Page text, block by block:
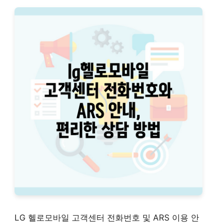
LG 헬로모바일 고객센터 전화번호 및 ARS 이용 안